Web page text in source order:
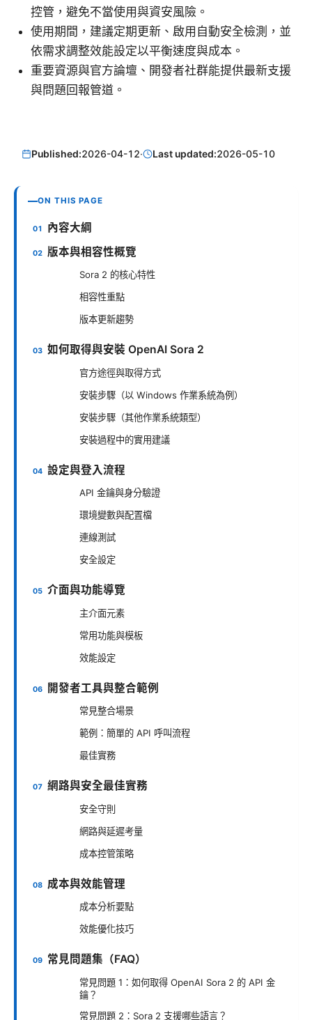
控管，避免不當使用與資安風險。
使用期間，建議定期更新、啟用自動安全檢測，並
依需求調整效能設定以平衡速度與成本。
重要資源與官方論壇、開發者社群能提供最新支援
與問題回報管道。
Published:2026-04-12· Last updated:2026-05-10
ON THIS PAGE
內容大綱
版本與相容性概覽
Sora 2 的核心特性
相容性重點
版本更新趨勢
如何取得與安裝 OpenAI Sora 2
官方途徑與取得方式
安裝步驟（以 Windows 作業系統為例）
安裝步驟（其他作業系統類型）
安裝過程中的實用建議
設定與登入流程
API 金鑰與身分驗證
環境變數與配置檔
連線測試
安全設定
介面與功能導覽
主介面元素
常用功能與模板
效能設定
開發者工具與整合範例
常見整合場景
範例：簡單的 API 呼叫流程
最佳實務
網路與安全最佳實務
安全守則
網路與延遲考量
成本控管策略
成本與效能管理
成本分析要點
效能優化技巧
常見問題集（FAQ）
常見問題 1：如何取得 OpenAI Sora 2 的 API 金
鑰？
常見問題 2：Sora 2 支援哪些語言？